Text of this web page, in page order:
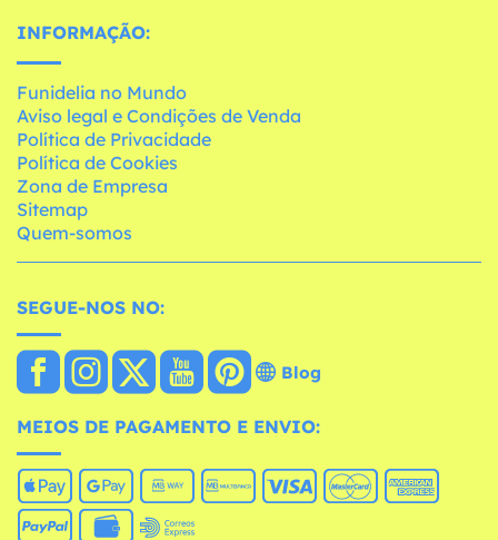
INFORMAÇÃO:
Funidelia no Mundo
Aviso legal e Condições de Venda
Política de Privacidade
Política de Cookies
Zona de Empresa
Sitemap
Quem-somos
SEGUE-NOS NO:
Blog
MEIOS DE PAGAMENTO E ENVIO: